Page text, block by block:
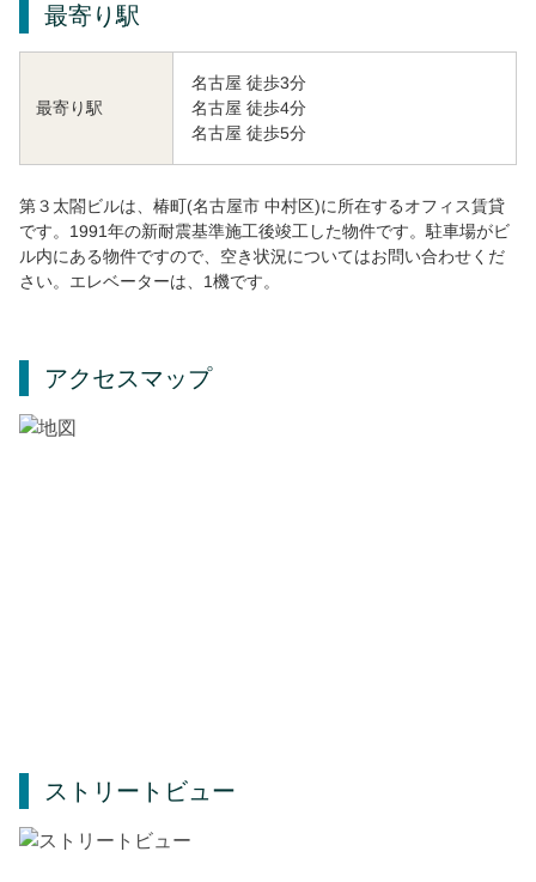
最寄り駅
最寄り駅
名古屋 徒歩3分
名古屋 徒歩4分
名古屋 徒歩5分
第３太閤ビルは、椿町(名古屋市 中村区)に所在するオフィス賃貸
です。1991年の新耐震基準施工後竣工した物件です。駐車場がビ
ル内にある物件ですので、空き状況についてはお問い合わせくだ
さい。エレベーターは、1機です。
アクセスマップ
ストリートビュー